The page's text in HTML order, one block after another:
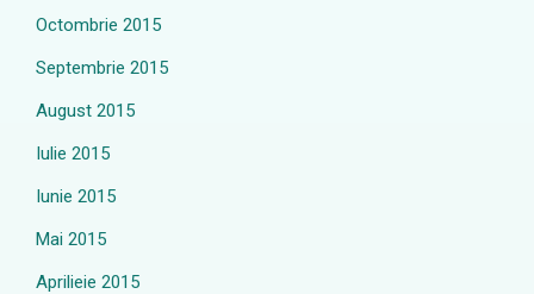
Octombrie 2015
Septembrie 2015
August 2015
Iulie 2015
Iunie 2015
Mai 2015
Aprilieie 2015